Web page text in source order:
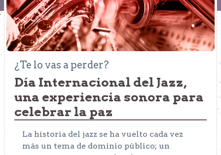
¿Te lo vas a perder?
Día Internacional del Jazz,
una experiencia sonora para
celebrar la paz
La historia del jazz se ha vuelto cada vez
más un tema de dominio público; un